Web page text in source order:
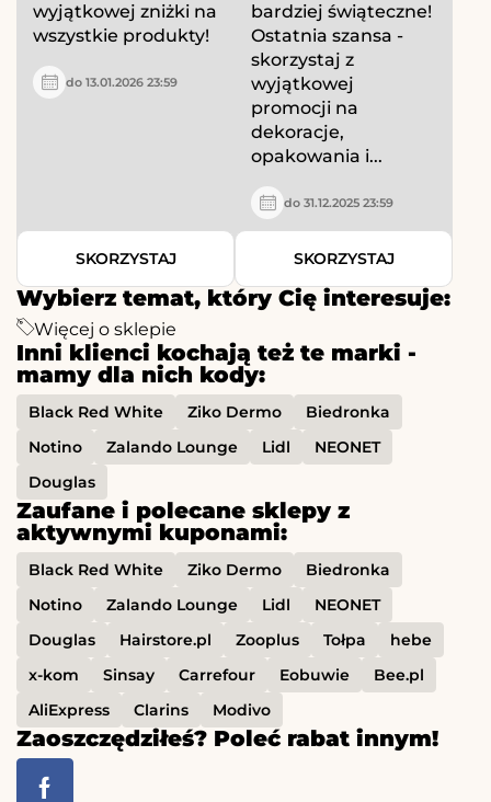
Wybierz temat, który Cię interesuje:
Więcej o sklepie
Inni klienci kochają też te marki -
mamy dla nich kody:
Black Red White Ziko Dermo
Biedronka
Notino
Zalando Lounge Lidl
NEONET
Douglas
Zaufane i polecane sklepy z
aktywnymi kuponami:
Black Red White Ziko Dermo
Biedronka
Notino
Zalando Lounge Lidl
NEONET
Douglas
Hairstore.pl Zooplus Tołpa
hebe
x-kom
Sinsay Carrefour Eobuwie
Bee.pl
AliExpress
Clarins Modivo
Zaoszczędziłeś? Poleć rabat innym!
wyjątkowej zniżki na
wszystkie produkty!
do 13.01.2026 23:59
SKORZYSTAJ
bardziej świąteczne!
Ostatnia szansa -
skorzystaj z
wyjątkowej
promocji na
dekoracje,
opakowania i...
do 31.12.2025 23:59
SKORZYSTAJ